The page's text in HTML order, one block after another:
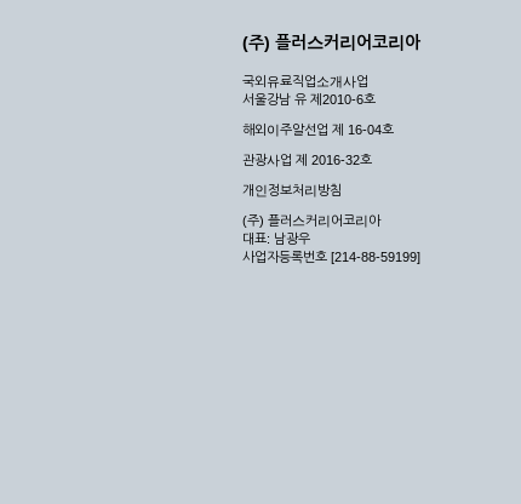
(주) 플러스커리어코리아
국외유료직업소개사업
서울강남 유 제2010-6호
해외이주알선업 제 16-04호
관광사업 제 2016-32호
개인정보처리방침
(주) 플러스커리어코리아
대표: 남광우
사업자등록번호 [214-88-59199]